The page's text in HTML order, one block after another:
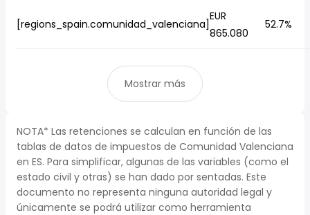
[regions_spain.comunidad_valenciana]
EUR
865.080
52.7%
Mostrar más
NOTA* Las retenciones se calculan en función de las
tablas de datos de impuestos de Comunidad Valenciana
en ES. Para simplificar, algunas de las variables (como el
estado civil y otras) se han dado por sentadas. Este
documento no representa ninguna autoridad legal y
únicamente se podrá utilizar como herramienta